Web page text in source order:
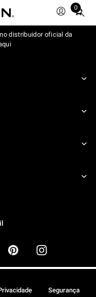
0
Total
items
in
distribuidor oficial da
Segurança